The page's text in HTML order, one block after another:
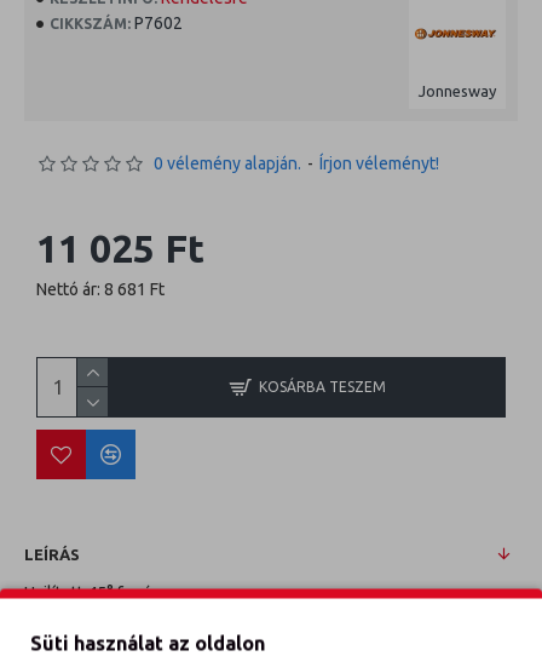
CIKKSZÁM: P7602
Jonnesway
0 vélemény alapján. - Írjon véleményt!
11 025 Ft
Nettó ár: 8 681 Ft
KOSÁRBA TESZEM
LEÍRÁS
Hajlított 45° fogó
Süti használat az oldalon